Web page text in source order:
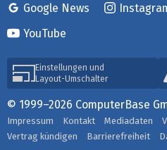
Google News
YouTube
Einstellungen und
Layout-Umschalter
© 1999–2026 ComputerBase
Impressum Kontakt Mediadaten
Vertrag kündigen
Barrierefreiheit